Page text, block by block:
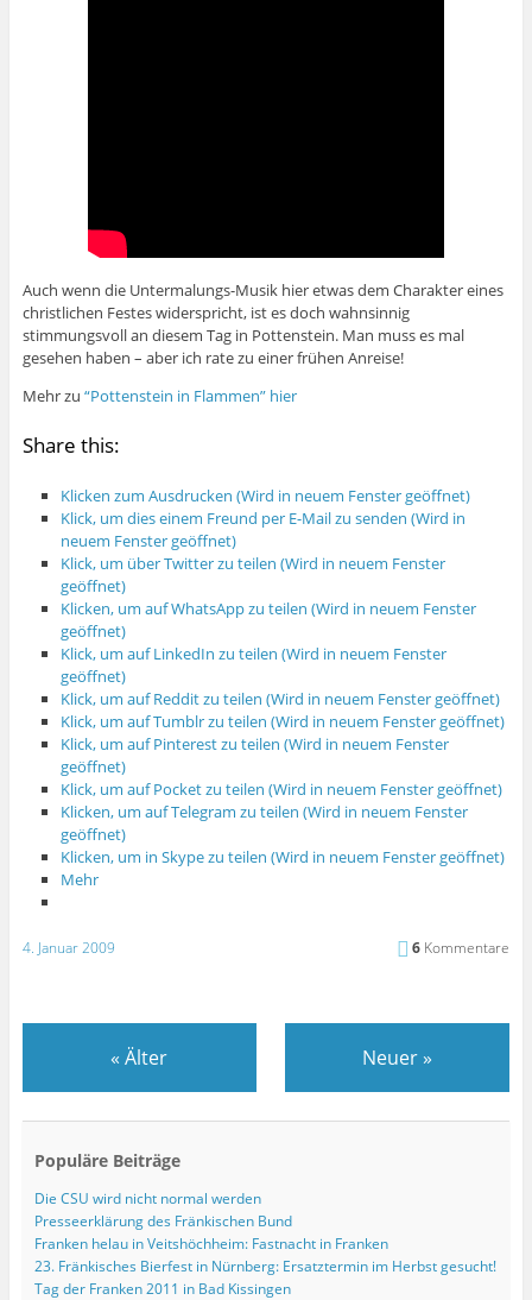
Auch wenn die Untermalungs-Musik hier etwas dem Charakter eines
christlichen Festes widerspricht, ist es doch wahnsinnig
stimmungsvoll an diesem Tag in Pottenstein. Man muss es mal
gesehen haben – aber ich rate zu einer frühen Anreise!
Mehr zu “Pottenstein in Flammen” hier
Share this:
Klicken zum Ausdrucken (Wird in neuem Fenster geöffnet)
Klick, um dies einem Freund per E-Mail zu senden (Wird in
neuem Fenster geöffnet)
Klick, um über Twitter zu teilen (Wird in neuem Fenster
geöffnet)
Klicken, um auf WhatsApp zu teilen (Wird in neuem Fenster
geöffnet)
Klick, um auf LinkedIn zu teilen (Wird in neuem Fenster
geöffnet)
Klick, um auf Reddit zu teilen (Wird in neuem Fenster geöffnet)
Klick, um auf Tumblr zu teilen (Wird in neuem Fenster geöffnet)
Klick, um auf Pinterest zu teilen (Wird in neuem Fenster
geöffnet)
Klick, um auf Pocket zu teilen (Wird in neuem Fenster geöffnet)
Klicken, um auf Telegram zu teilen (Wird in neuem Fenster
geöffnet)
Klicken, um in Skype zu teilen (Wird in neuem Fenster geöffnet)
Mehr
4. Januar 2009 6 Kommentare
« Älter Neuer»
Populäre Beiträge
Die CSU wird nicht normal werden
Presseerklärung des Fränkischen Bund
Franken helau in Veitshöchheim: Fastnacht in Franken
23. Fränkisches Bierfest in Nürnberg: Ersatztermin im Herbst gesucht!
Tag der Franken 2011 in Bad Kissingen